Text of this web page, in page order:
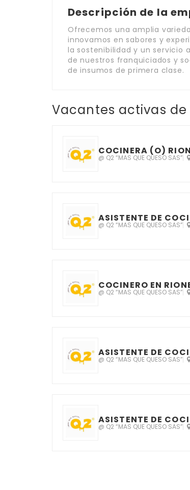
Descripción de la
Ofrecemos una amplia
innovamos en sabores y
la sostenibilidad y un servicio
de nuestros franquiciados y
de insumos de primera clase.
Vacantes activas de
COCINERA (O)
@ Q2 “MAS QUE QUESO SAS”
ASISTENTE DE
@ Q2 “MAS QUE QUESO SAS”
COCINERO EN
@ Q2 “MAS QUE QUESO SAS”
ASISTENTE DE
@ Q2 “MAS QUE QUESO SAS”
ASISTENTE DE
@ Q2 “MAS QUE QUESO SAS”